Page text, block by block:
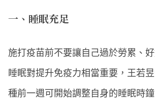
一、睡眠充足
施打疫苗前不要讓自己過於勞累、
睡眠對提升免疫力相當重要，王若
種前一週可開始調整自身的睡眠時